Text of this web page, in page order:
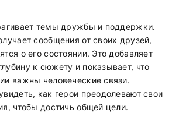
темы дружбы и поддержки.
сообщения от своих друзей,
о его состоянии. Это добавляет
к сюжету и показывает, что
важны человеческие связи.
как герои преодолевают свои
чтобы достичь общей цели.